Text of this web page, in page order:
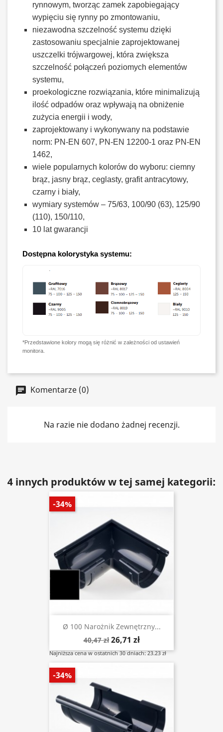
rynnowym, tworząc zamek zapobiegający
wypięciu się rynny po zmontowaniu,
niezawodna szczelność systemu dzięki
zastosowaniu specjalnie zaprojektowanej
uszczelki trójwargowej, która zwiększa
szczelność połączeń poziomych elementów
systemu,
proekologiczne rozwiązania, które minimalizują
ilość odpadów oraz wpływają na obniżenie
zużycia energii i wody,
zaprojektowany i wykonywany na podstawie
norm: PN-EN 607, PN-EN 12200-1 oraz PN-EN
1462,
wiele popularnych kolorów do wyboru: ciemny
brąz, jasny brąz, ceglasty, grafit antracytowy,
czarny i biały,
wymiary systemów – 75/63, 100/90 (63), 125/90
(110), 150/110,
10 lat gwarancji
Dostępna kolorystyka systemu:
*Przedstawione kolory mogą się różnić w zależności od ustawień
monitora.
Komentarze (0)
Na razie nie dodano żadnej recenzji.
4 innych produktów w tej samej kategorii:
Ø 100 Narożnik Zewnętrzny...
40,47 zł 26,71 zł
Najniższa cena w ostatnich 30 dniach: 23.23 zł
-34%
-34%